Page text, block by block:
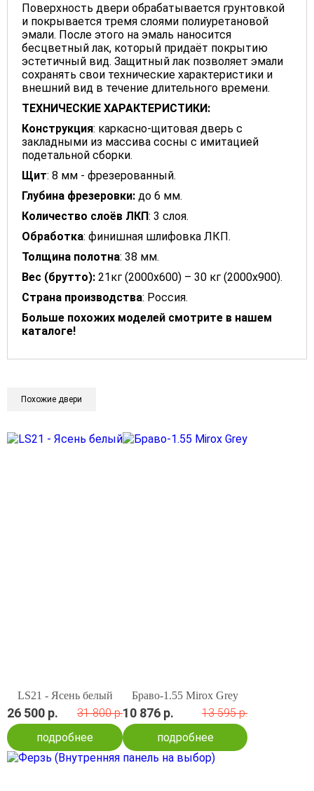
Поверхность двери обрабатывается грунтовкой
и покрывается тремя слоями полиуретановой
эмали. После этого на эмаль наносится
бесцветный лак, который придаёт покрытию
эстетичный вид. Защитный лак позволяет эмали
сохранять свои технические характеристики и
внешний вид в течение длительного времени.
ТЕХНИЧЕСКИЕ ХАРАКТЕРИСТИКИ:
Конструкция: каркасно-щитовая дверь с
закладными из массива сосны с имитацией
подетальной сборки.
Щит: 8 мм - фрезерованный.
Глубина фрезеровки: до 6 мм.
Количество слоёв ЛКП: 3 слоя.
Обработка: финишная шлифовка ЛКП.
Толщина полотна: 38 мм.
Вес (брутто): 21кг (2000х600) – 30 кг (2000х900).
Страна производства: Россия.
Больше похожих моделей смотрите в нашем
каталоге!
Похожие двери
LS21 - Ясень белый
26 500 р.
31 800 р.
подробнее
Браво-1.55 Mirox Grey
10 876 р.
13 595 р.
подробнее